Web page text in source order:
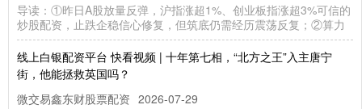
导读：①昨日A股放量反弹，沪指涨超1%、创业板指涨超3%可信的
炒股配资，止跌企稳信心修复，但筑底仍需经历震荡反复；②算力
线上白银配资平台 快看视频 | 十年第七相，“北方之王”入主唐宁
街，他能拯救英国吗？
微交易鑫东财股票配资 2026-07-29